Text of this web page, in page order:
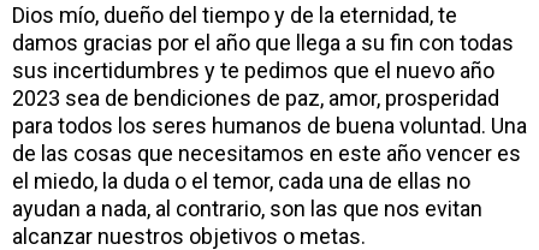
Dios mío, dueño del tiempo y de la eternidad, te
damos gracias por el año que llega a su fin con todas
sus incertidumbres y te pedimos que el nuevo año
2023 sea de bendiciones de paz, amor, prosperidad
para todos los seres humanos de buena voluntad. Una
de las cosas que necesitamos en este año vencer es
el miedo, la duda o el temor, cada una de ellas no
ayudan a nada, al contrario, son las que nos evitan
alcanzar nuestros objetivos o metas.